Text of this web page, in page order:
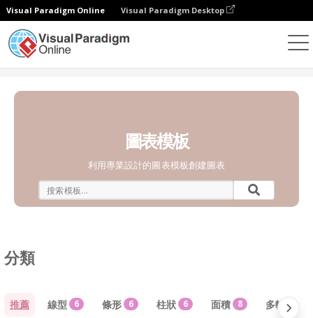
Visual Paradigm Online Visual Paradigm Desktop
圖表模板
利用專業設計的圖表模板創建圖表
分類
推薦 線型 6 條形 6 柱狀 6 面積 8 多軸